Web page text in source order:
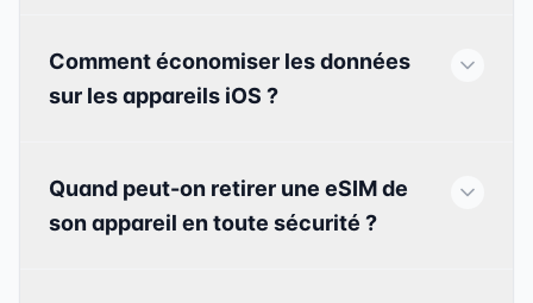
Comment économiser les données
sur les appareils iOS ?
Quand peut-on retirer une eSIM de
son appareil en toute sécurité ?